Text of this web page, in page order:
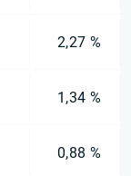
2,27 %
1,34 %
0,88 %